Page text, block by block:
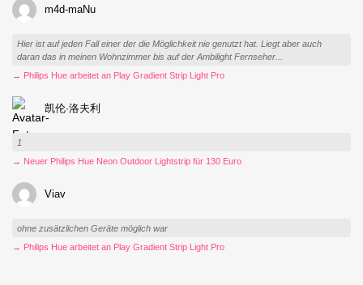
m4d-maNu
Hier ist auf jeden Fall einer der die Möglichkeit nie genutzt hat. Liegt aber auch
daran das in meinen Wohnzimmer bis auf der Ambilight Fernseher...
→ Philips Hue arbeitet an Play Gradient Strip Light Pro
凯伦·洛夫利
1
→ Neuer Philips Hue Neon Outdoor Lightstrip für 130 Euro
Viav
ohne zusätzlichen Geräte möglich war
→ Philips Hue arbeitet an Play Gradient Strip Light Pro